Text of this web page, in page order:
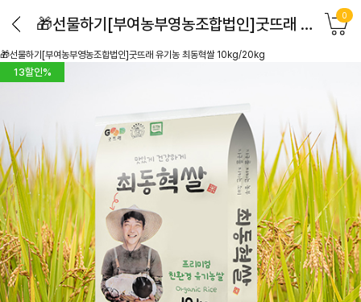
🎁선물하기[부여농부영농조합법인]굿뜨래 유기농 최동혁쌀 10kg/20kg 0
🎁선물하기[부여농부영농조합법인]굿뜨래 유기농 최동혁쌀 10kg/20kg
13할인%